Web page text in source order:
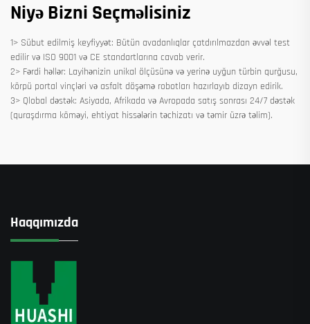
Niyə Bizni Seçməlisiniz
1> Sübut edilmiş keyfiyyət: Bütün avadanlıqlar çatdırılmazdan əvvəl test
edilir və ISO 9001 və CE standartlarına cavab verir.
2> Fərdi həllər: Layihənizin unikal ölçüsünə və yerinə uyğun türbin qurğusu,
körpü portal vinçləri və asfalt döşəmə robotları hazırlayıb dizayn edirik.
3> Qlobal dəstək: Asiyada, Afrikada və Avropada satış sonrası 24/7 dəstək
(quraşdırma köməyi, ehtiyat hissələrin təchizatı və təmir üzrə təlim).
Haqqımızda